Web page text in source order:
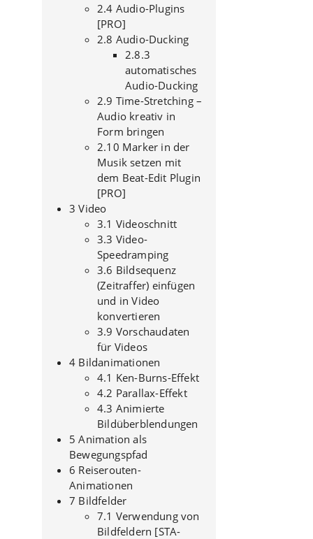
2.4 Audio-Plugins
[PRO]
2.8 Audio-Ducking
2.8.3
automatisches
Audio-Ducking
2.9 Time-Stretching –
Audio kreativ in
Form bringen
2.10 Marker in der
Musik setzen mit
dem Beat-Edit Plugin
[PRO]
3 Video
3.1 Videoschnitt
3.3 Video-
Speedramping
3.6 Bildsequenz
(Zeitraffer) einfügen
und in Video
konvertieren
3.9 Vorschaudaten
für Videos
4 Bildanimationen
4.1 Ken-Burns-Effekt
4.2 Parallax-Effekt
4.3 Animierte
Bildüberblendungen
5 Animation als
Bewegungspfad
6 Reiserouten-
Animationen
7 Bildfelder
7.1 Verwendung von
Bildfeldern [STA-